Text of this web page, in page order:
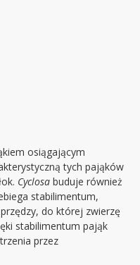
osiągającym
tych pająków
Cyclosa buduje również
stabilimentum,
do której zwierzę
stabilimentum pająk
przez